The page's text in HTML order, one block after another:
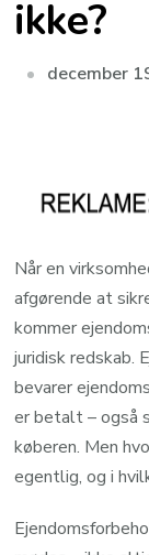
ikke?
december
Når en
afgørende at
kommer
juridisk redskab.
bevarer
er betalt – også
køberen. Men
egentlig, og i